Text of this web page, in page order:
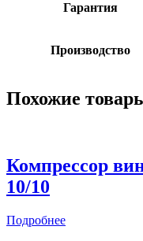
Гарантия
Производство
Похожие
Компрессор
10/10
Подробнее